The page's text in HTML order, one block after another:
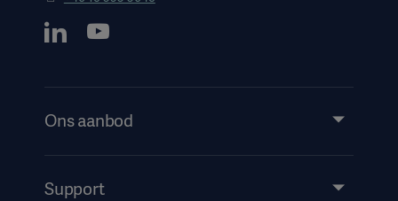
Ons aanbod
Services
Support